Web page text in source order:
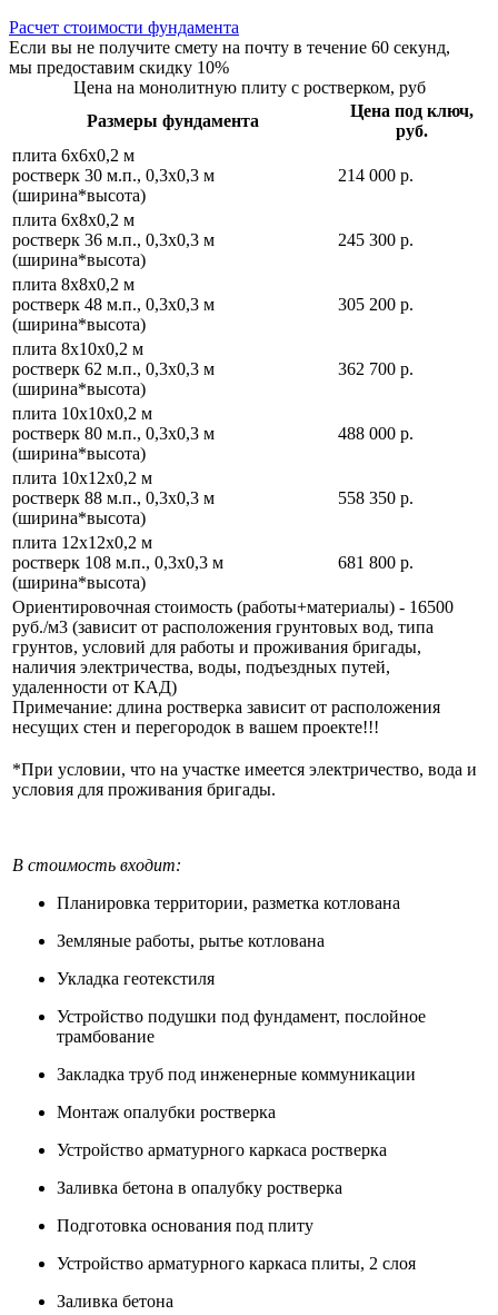
Расчет стоимости фундамента
Если вы не получите смету на почту в течение 60 секунд,
мы предоставим скидку 10%
Цена на монолитную плиту с ростверком, руб
Размеры фундамента
Цена под ключ,
руб.
плита 6х6х0,2 м
ростверк 30 м.п., 0,3х0,3 м
(ширина*высота)
214 000 р.
плита 6х8х0,2 м
ростверк 36 м.п., 0,3х0,3 м
(ширина*высота)
245 300 р.
плита 8х8х0,2 м
ростверк 48 м.п., 0,3х0,3 м
(ширина*высота)
305 200 р.
плита 8х10х0,2 м
ростверк 62 м.п., 0,3х0,3 м
(ширина*высота)
362 700 р.
плита 10х10х0,2 м
ростверк 80 м.п., 0,3х0,3 м
(ширина*высота)
488 000 р.
плита 10х12х0,2 м
ростверк 88 м.п., 0,3х0,3 м
(ширина*высота)
558 350 р.
плита 12х12х0,2 м
ростверк 108 м.п., 0,3х0,3 м
(ширина*высота)
681 800 р.
Ориентировочная стоимость (работы+материалы) - 16500
руб./м3 (зависит от расположения грунтовых вод, типа
грунтов, условий для работы и проживания бригады,
наличия электричества, воды, подъездных путей,
удаленности от КАД)
Примечание: длина ростверка зависит от расположения
несущих стен и перегородок в вашем проекте!!!
*При условии, что на участке имеется электричество, вода и
условия для проживания бригады.
В стоимость входит:
Планировка территории, разметка котлована
Земляные работы, рытье котлована
Укладка геотекстиля
Устройство подушки под фундамент, послойное
трамбование
Закладка труб под инженерные коммуникации
Монтаж опалубки ростверка
Устройство арматурного каркаса ростверка
Заливка бетона в опалубку ростверка
Подготовка основания под плиту
Устройство арматурного каркаса плиты, 2 слоя
Заливка бетона